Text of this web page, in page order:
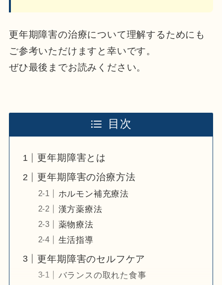
更年期障害の治療について理解するためにも
ご参考いただけますと幸いです。
ぜひ最後までお読みください。
目次
更年期障害とは
更年期障害の治療方法
ホルモン補充療法
漢方薬療法
薬物療法
生活指導
更年期障害のセルフケア
バランスの取れた食事